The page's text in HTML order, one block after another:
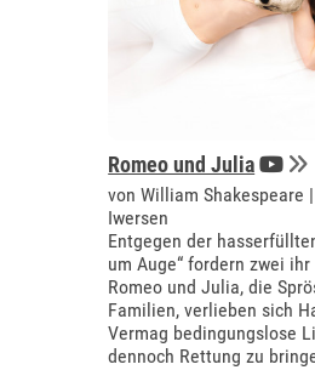
Romeo und Julia
von William Shakespeare
Iwersen
Entgegen der
um Auge“ fordern zwei
Romeo und Julia, die
Familien, verlieben sich
Vermag bedingungslose
dennoch Rettung zu